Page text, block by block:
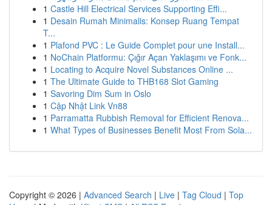
1 Castle Hill Electrical Services Supporting Effi...
1 Desain Rumah Minimalis: Konsep Ruang Tempat
T...
1 Plafond PVC : Le Guide Complet pour une Install...
1 NoChain Platformu: Çığır Açan Yaklaşımı ve Fonk...
1 Locating to Acquire Novel Substances Online ...
1 The Ultimate Guide to THB168 Slot Gaming
1 Savoring Dim Sum in Oslo
1 Cập Nhật Link Vn88
1 Parramatta Rubbish Removal for Efficient Renova...
1 What Types of Businesses Benefit Most From Sola...
Copyright © 2026 | Advanced Search | Live | Tag Cloud | Top